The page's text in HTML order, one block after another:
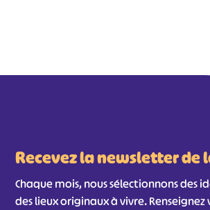
Recevez la newsletter de
Chaque mois, nous sélectionnons des
des lieux originaux à vivre.